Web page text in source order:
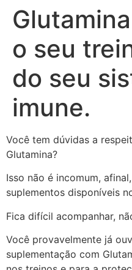
o seu
do seu
imune.
Você tem dúvidas a
Glutamina?
Isso não é incomum,
suplementos disponíveis
Fica difícil acompanhar,
Você provavelmente já
suplementação com